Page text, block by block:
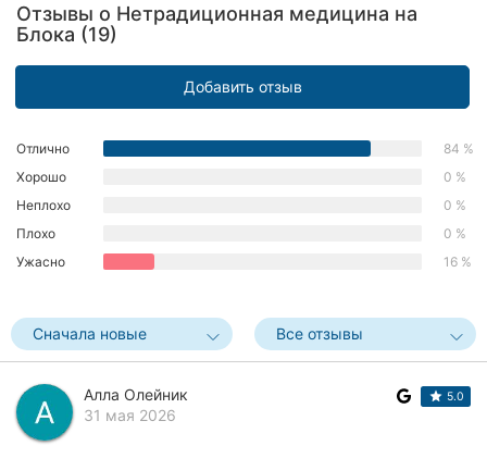
Николаев
Чернигов
Черновцы
Сумы
Ивано-
Франковск
Луцк
Отзывы о Нетрадиционная медицина на
Блока (19)
Добавить отзыв
Отлично
84 %
Хорошо
0 %
Неплохо
0 %
Плохо
0 %
Ужасно
16 %
Сначала новые Все отзывы
Алла Олейник
31 мая 2026
5.0